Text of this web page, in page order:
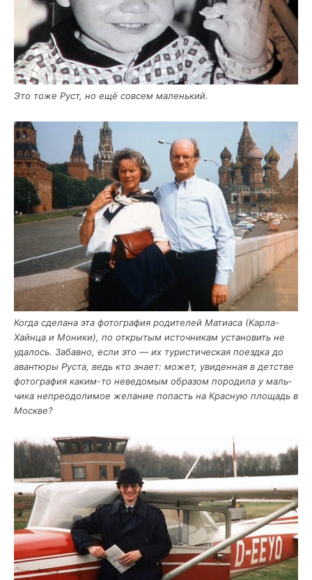
Это тоже Руст, но ещё совсем маленький.
Когда сде­ла­на эта фото­гра­фия роди­те­лей Мати­а­са (Кар­ла-
Хайн­ца и Мони­ки), по откры­тым источ­ни­кам уста­но­вить не
уда­лось. Забав­но, если это — их тури­сти­че­ская поезд­ка до
аван­тю­ры Руста, ведь кто зна­ет: может, уви­ден­ная в дет­стве
фото­гра­фия каким-то неве­до­мым обра­зом поро­ди­ла у маль­
чи­ка непре­одо­ли­мое жела­ние попасть на Крас­ную пло­щадь в
Москве?